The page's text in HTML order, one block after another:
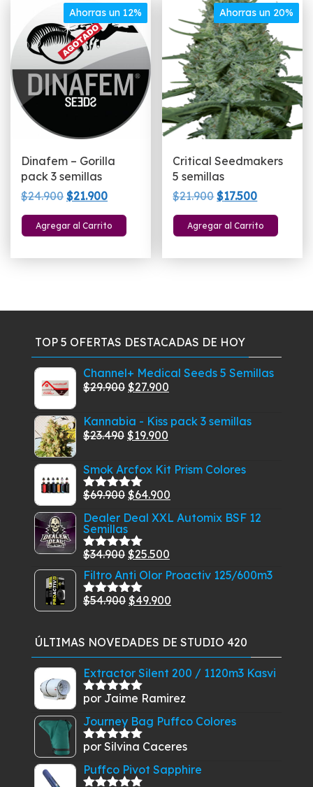
Ahorras un 12%
Dinafem – Gorilla
pack 3 semillas
$24.900 El
precio
original
$21.900El
precio
actual
Agregar al Carrito
Ahorras un 20%
Critical Seedmakers
5 semillas
$21.900El
precio
original
$17.500El
precio
actual
Agregar al Carrito
TOP 5 OFERTAS DESTACADAS DE HOY
Channel+ Medical Seeds 5 Semillas
$29.900 El
original
era:
$27.900
actual
Kannabia - Kiss pack 3 semillas
$23.490 El
original
era:
$23.490.
$19.900
actual
es:
$19.900.
Smok Arcfox Kit Prism Colores
Valorado
5
$69.900 El
precio
original
era:
$69.900.
$64.900
precio
Dealer Deal XXL Automix BSF 12
Semillas
Valorado
con
5.00
de
5
$34.900 El
precio
original
era:
$25.500
precio
es:
Filtro Anti Olor Proactiv 125/600m3
Valorado
$54.900 El
original
$54.900.
$49.900
actual
$49.900.
ÚLTIMAS NOVEDADES DE STUDIO 420
Extractor Silent 200 / 1120m3 Kasvi
Valorado
por Jaime Ramirez
Journey Bag Puffco Colores
Valorado
por Silvina Caceres
Puffco Pivot Sapphire